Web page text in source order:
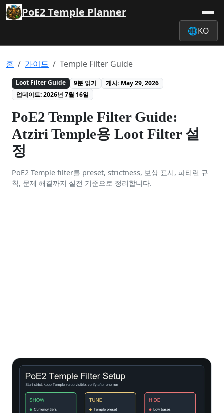
PoE2 Temple Planner
🌐KO
홈 가이드 Temple Filter Guide
Loot Filter Guide 9분 읽기
게시: May 29, 2026
업데이트: 2026년 7월 16일
PoE2 Temple Filter Guide:
Atziri Temple용 Loot Filter 설
정
PoE2 Temple filter를 preset, strictness, 보상 표시, 파티런 규
칙, 문제 해결까지 실전 기준으로 정리합니다.